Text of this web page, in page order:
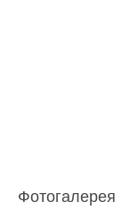
Фотогалерея